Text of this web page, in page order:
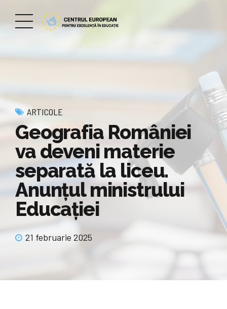
ARTICOLE
Geografia României
va deveni materie
separată la liceu.
Anunțul ministrului
Educației
21 februarie 2025